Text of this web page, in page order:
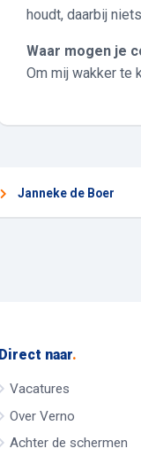
houdt, daarbij
Waar mogen je
Om mij wakker te
Janneke de Boer
Direct naar.
Vacatures
Over Verno
Achter de schermen